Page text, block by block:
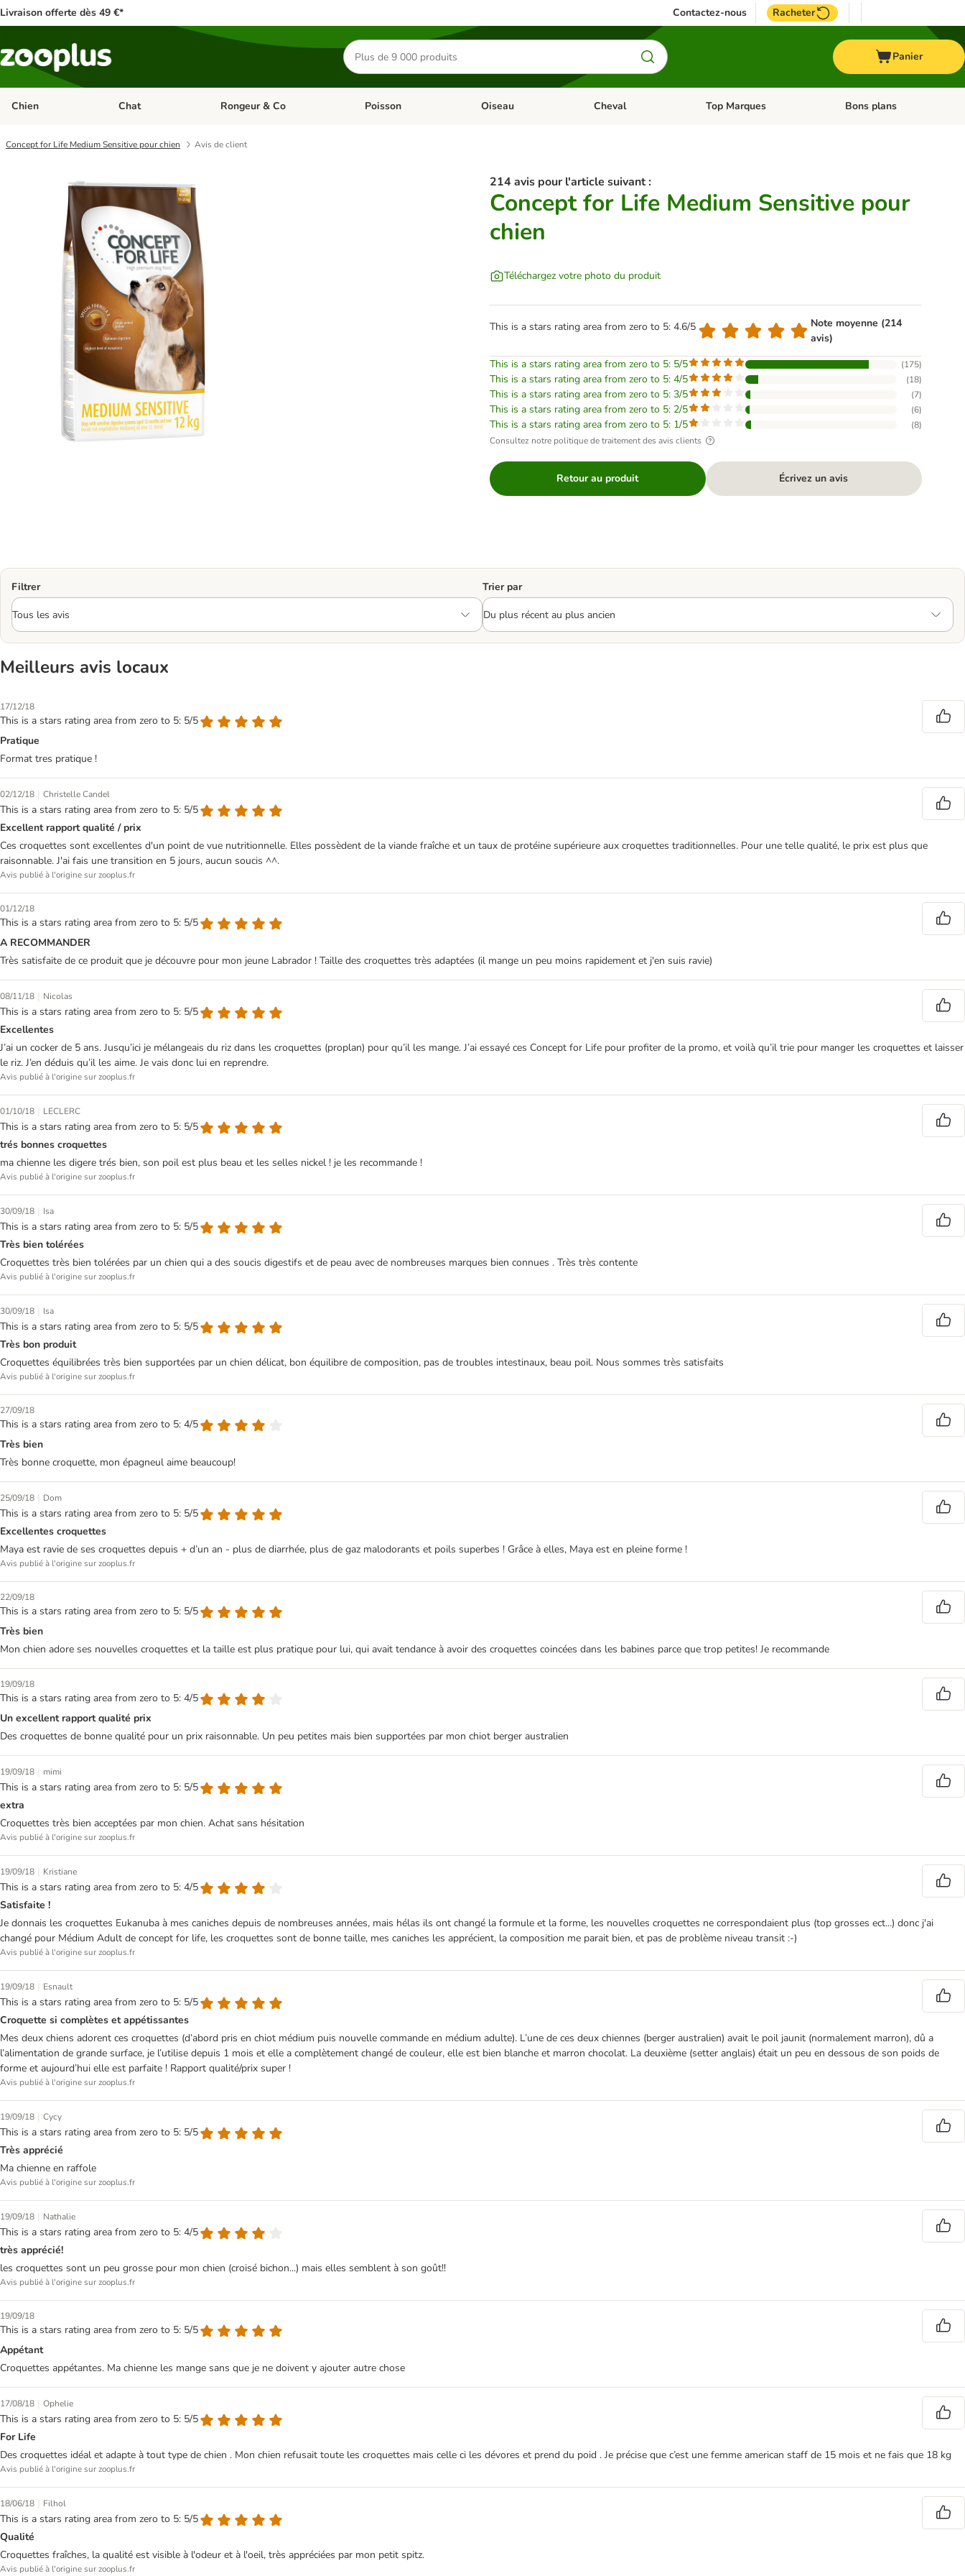
Livraison offerte dès 49 €* Contactez-nous Racheter
Rechercher
des
produits
Panier
Chien Dérouler les catégories: Chien
Chat Dérouler les catégories: Chat
Rongeur & Co Dérouler les catégories: Rongeur & Co
Poisson Dérouler les catégories: Poisson
Oiseau Dérouler les catégories: Oiseau
Cheval Dérouler les catégories: Cheval
Top Marques Dérouler les catégories: Top
Bons plans
Concept for Life Medium Sensitive pour chien Avis de client
214 avis pour l'article suivant :
Concept for Life Medium Sensitive pour
chien
Téléchargez votre photo du produit
This is a stars rating area from zero to 5: 4.6/5
Note moyenne (214
avis)
This is a stars rating area from zero to 5: 5/5
(175)
This is a stars rating area from zero to 5: 4/5 (18)
This is a stars rating area from zero to 5: 3/5 (7)
This is a stars rating area from zero to 5: 2/5 (6)
This is a stars rating area from zero to 5: 1/5 (8)
Consultez notre politique de traitement des avis clients
Retour au produit Écrivez un avis
Filtrer Trier par
Meilleurs avis locaux
17/12/18
This is a stars rating area from zero to 5: 5/5
Pratique
Format tres pratique !
02/12/18 | Christelle Candel
This is a stars rating area from zero to 5: 5/5
Excellent rapport qualité / prix
Ces croquettes sont excellentes d'un point de vue nutritionnelle. Elles possèdent de la viande fraîche et un taux de protéine supérieure aux croquettes traditionnelles. Pour une telle qualité, le prix est plus que
raisonnable. J'ai fais une transition en 5 jours, aucun soucis ^^.
Avis publié à l'origine sur zooplus.fr
01/12/18
This is a stars rating area from zero to 5: 5/5
A RECOMMANDER
Très satisfaite de ce produit que je découvre pour mon jeune Labrador ! Taille des croquettes très adaptées (il mange un peu moins rapidement et j'en suis ravie)
08/11/18 | Nicolas
This is a stars rating area from zero to 5: 5/5
Excellentes
J’ai un cocker de 5 ans. Jusqu’ici je mélangeais du riz dans les croquettes (proplan) pour qu’il les mange. J’ai essayé ces Concept for Life pour profiter de la promo, et voilà qu’il trie pour manger les croquettes et laisser
le riz. J’en déduis qu’il les aime. Je vais donc lui en reprendre.
Avis publié à l'origine sur zooplus.fr
01/10/18 | LECLERC
This is a stars rating area from zero to 5: 5/5
trés bonnes croquettes
ma chienne les digere trés bien, son poil est plus beau et les selles nickel ! je les recommande !
Avis publié à l'origine sur zooplus.fr
30/09/18 | Isa
This is a stars rating area from zero to 5: 5/5
Très bien tolérées
Croquettes très bien tolérées par un chien qui a des soucis digestifs et de peau avec de nombreuses marques bien connues . Très très contente
Avis publié à l'origine sur zooplus.fr
30/09/18 | Isa
This is a stars rating area from zero to 5: 5/5
Très bon produit
Croquettes équilibrées très bien supportées par un chien délicat, bon équilibre de composition, pas de troubles intestinaux, beau poil. Nous sommes très satisfaits
Avis publié à l'origine sur zooplus.fr
27/09/18
This is a stars rating area from zero to 5: 4/5
Très bien
Très bonne croquette, mon épagneul aime beaucoup!
25/09/18 | Dom
This is a stars rating area from zero to 5: 5/5
Excellentes croquettes
Maya est ravie de ses croquettes depuis + d’un an - plus de diarrhée, plus de gaz malodorants et poils superbes ! Grâce à elles, Maya est en pleine forme !
Avis publié à l'origine sur zooplus.fr
22/09/18
This is a stars rating area from zero to 5: 5/5
Très bien
Mon chien adore ses nouvelles croquettes et la taille est plus pratique pour lui, qui avait tendance à avoir des croquettes coincées dans les babines parce que trop petites! Je recommande
19/09/18
This is a stars rating area from zero to 5: 4/5
Un excellent rapport qualité prix
Des croquettes de bonne qualité pour un prix raisonnable. Un peu petites mais bien supportées par mon chiot berger australien
19/09/18 | mimi
This is a stars rating area from zero to 5: 5/5
extra
Croquettes très bien acceptées par mon chien. Achat sans hésitation
Avis publié à l'origine sur zooplus.fr
19/09/18 | Kristiane
This is a stars rating area from zero to 5: 4/5
Satisfaite !
Je donnais les croquettes Eukanuba à mes caniches depuis de nombreuses années, mais hélas ils ont changé la formule et la forme, les nouvelles croquettes ne correspondaient plus (top grosses ect...) donc j'ai
changé pour Médium Adult de concept for life, les croquettes sont de bonne taille, mes caniches les apprécient, la composition me parait bien, et pas de problème niveau transit :-)
Avis publié à l'origine sur zooplus.fr
19/09/18 | Esnault
This is a stars rating area from zero to 5: 5/5
Croquette si complètes et appétissantes
Mes deux chiens adorent ces croquettes (d’abord pris en chiot médium puis nouvelle commande en médium adulte). L’une de ces deux chiennes (berger australien) avait le poil jaunit (normalement marron), dû a
l’alimentation de grande surface, je l’utilise depuis 1 mois et elle a complètement changé de couleur, elle est bien blanche et marron chocolat. La deuxième (setter anglais) était un peu en dessous de son poids de
forme et aujourd’hui elle est parfaite ! Rapport qualité/prix super !
Avis publié à l'origine sur zooplus.fr
19/09/18 | Cycy
This is a stars rating area from zero to 5: 5/5
Très apprécié
Ma chienne en raffole
Avis publié à l'origine sur zooplus.fr
19/09/18 | Nathalie
This is a stars rating area from zero to 5: 4/5
très apprécié!
les croquettes sont un peu grosse pour mon chien (croisé bichon...) mais elles semblent à son goût!!
Avis publié à l'origine sur zooplus.fr
19/09/18
This is a stars rating area from zero to 5: 5/5
Appétant
Croquettes appétantes. Ma chienne les mange sans que je ne doivent y ajouter autre chose
17/08/18 | Ophelie
This is a stars rating area from zero to 5: 5/5
For Life
Des croquettes idéal et adapte à tout type de chien . Mon chien refusait toute les croquettes mais celle ci les dévores et prend du poid . Je précise que c’est une femme american staff de 15 mois et ne fais que 18 kg
Avis publié à l'origine sur zooplus.fr
18/06/18 | Filhol
This is a stars rating area from zero to 5: 5/5
Qualité
Croquettes fraîches, la qualité est visible à l'odeur et à l'oeil, très appréciées par mon petit spitz.
Avis publié à l'origine sur zooplus.fr